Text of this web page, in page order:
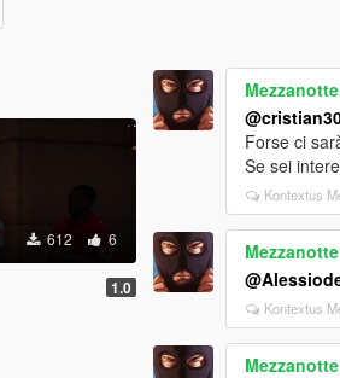
612 6
1.0
Mezzanotte
Forse ci
Se sei
Kontextus
Mezzanotte
Kontextus
Mezzanotte